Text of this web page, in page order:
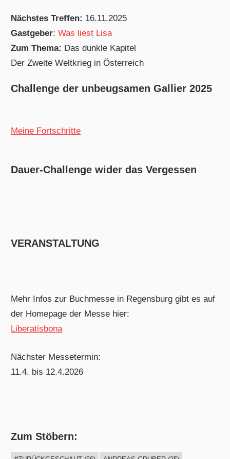
Nächstes Treffen: 16.11.2025
Gastgeber:Was liest Lisa
Zum Thema: Das dunkle Kapitel
Der Zweite Weltkrieg in Österreich
Challenge der unbeugsamen Gallier 2025
Meine Fortschritte
Dauer-Challenge wider das Vergessen
VERANSTALTUNG
Mehr Infos zur Buchmesse in Regensburg gibt es auf
der Homepage der Messe hier:
Liberatisbona
Nächster Messetermin:
11.4. bis 12.4.2026
Zum Stöbern: